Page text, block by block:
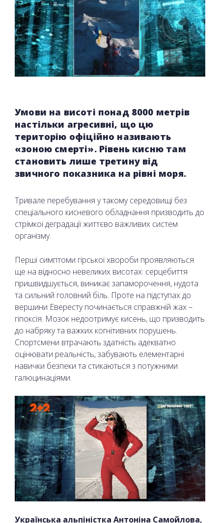
Умови на висоті понад 8000 метрів
настільки агресивні, що цю
територію офіційно називають
«зоною смерті». Рівень кисню там
становить лише третину від
звичного показника на рівні моря.
Тривале перебування у такому середовищі без
спеціального кисневого обладнання призводить до
стрімкої деградації життєво важливих систем
організму.
Перші симптоми гірської хвороби проявляються
ще на відносно невеликих висотах: серцебиття
пришвидшується, виникає запаморочення, нудота
та сильний головний біль. Проте на підступах до
вершини Евересту починається справжній жах –
гіпоксія. Мозок недоотримує кисень, що призводить
до набряку та важких когнітивних порушень.
Спортсмени втрачають здатність адекватно
оцінювати реальність, забувають елементарні
навички безпеки та стикаються з потужними
галюцинаціями.
Українська альпіністка Антоніна Самойлова,